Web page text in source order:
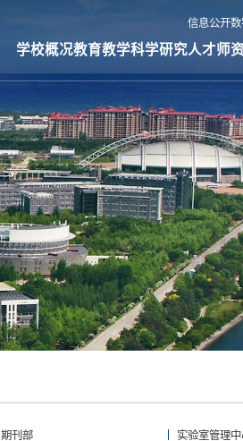
信息公开数
学校概况教育教学科学研究人才师
期刊部 实验室管理中